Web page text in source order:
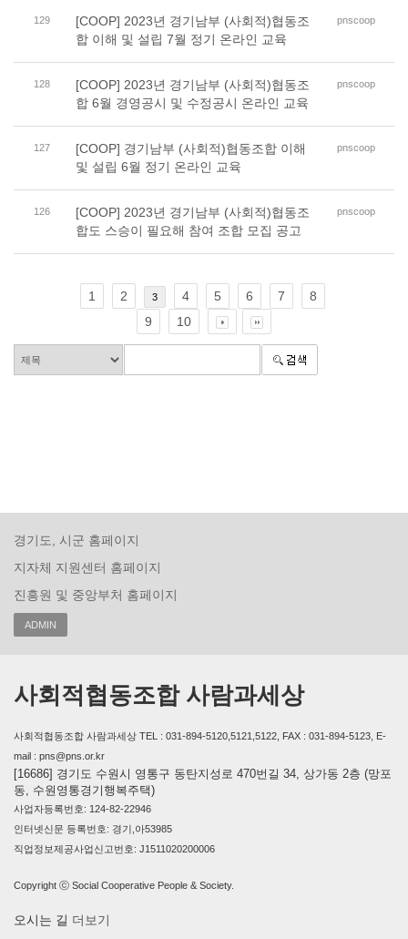
129
[COOP] 2023년 경기남부 (사회적)협동조
합 이해 및 설립 7월 정기 온라인 교육
pnscoop
128
[COOP] 2023년 경기남부 (사회적)협동조
합 6월 경영공시 및 수정공시 온라인 교육
pnscoop
127
[COOP] 경기남부 (사회적)협동조합 이해
및 설립 6월 정기 온라인 교육
pnscoop
126
[COOP] 2023년 경기남부 (사회적)협동조
합도 스승이 필요해 참여 조합 모집 공고
pnscoop
1 2 3 4 5 6 7
8
9
10
경기도, 시군 홈페이지
지자체 지원센터 홈페이지
진흥원 및 중앙부처 홈페이지
ADMIN
사회적협동조합 사람과세상
사회적협동조합 사람과세상 TEL : 031-894-5120,5121,5122, FAX : 031-894-5123, E-
mail : pns@pns.or.kr
[16686] 경기도 수원시 영통구 동탄지성로 470번길 34, 상가동 2층 (망포
동, 수원영통경기행복주택)
사업자등록번호: 124-82-22946
인터넷신문 등록번호: 경기,아53985
직업정보제공사업신고번호: J1511020200006
Copyright ⓒ Social Cooperative People & Society.
오시는 길 더보기